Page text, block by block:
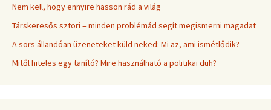
Nem kell, hogy ennyire hasson rád a világ
Társkeresős sztori – minden problémád segít megismerni magadat
A sors állandóan üzeneteket küld neked: Mi az, ami ismétlődik?
Mitől hiteles egy tanító? Mire használható a politikai düh?